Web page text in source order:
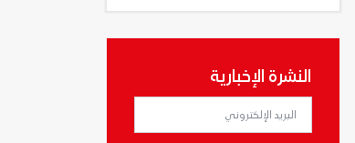
النشرة الإخبارية